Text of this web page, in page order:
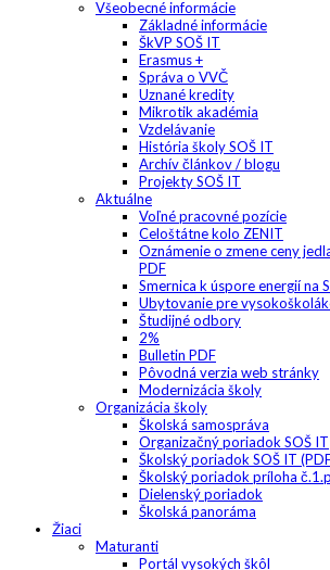
Všeobecné informácie
Základné informácie
ŠkVP SOŠ IT
Erasmus +
Správa o VVČ
Uznané kredity
Mikrotik akadémia
Vzdelávanie
História školy SOŠ IT
Archív článkov / blogu
Projekty SOŠ IT
Aktuálne
Voľné pracovné pozície
Celoštátne kolo ZENIT
Oznámenie o zmene ceny
PDF
Smernica k úspore energií na
Ubytovanie pre
Študijné odbory
2%
Bulletin PDF
Pôvodná verzia web stránky
Modernizácia školy
Organizácia školy
Školská samospráva
Organizačný poriadok SOŠ IT
Školský poriadok SOŠ IT
Školský poriadok príloha
Dielenský poriadok
Školská panoráma
Žiaci
Maturanti
Portál vysokých škôl